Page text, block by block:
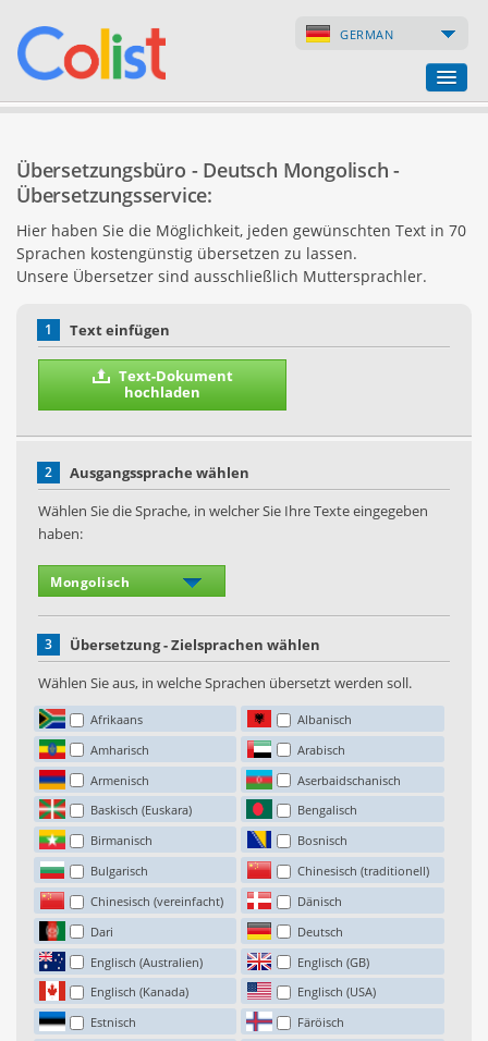
GERMAN
Firmenverzeichnis
Webseiten
Internet-Shops
Übersetzungsbüro - Deutsch Mongolisch -
Übersetzungsservice:
Hier haben Sie die Möglichkeit, jeden gewünschten Text in 70
Sprachen kostengünstig übersetzen zu lassen.
Unsere Übersetzer sind ausschließlich Muttersprachler.
1 Text einfügen
Text-Dokument
hochladen
2
Ausgangssprache wählen
Wählen Sie die Sprache, in welcher Sie Ihre Texte eingegeben
haben:
3
Übersetzung - Zielsprachen wählen
Wählen Sie aus, in welche Sprachen übersetzt werden soll.
Afrikaans
Albanisch
Amharisch
Arabisch
Armenisch
Aserbaidschanisch
Baskisch (Euskara)
Bengalisch
Birmanisch
Bosnisch
Bulgarisch
Chinesisch (traditionell)
Chinesisch (vereinfacht)
Dänisch
Dari
Deutsch
Englisch (Australien)
Englisch (GB)
Englisch (Kanada)
Englisch (USA)
Estnisch
Färöisch